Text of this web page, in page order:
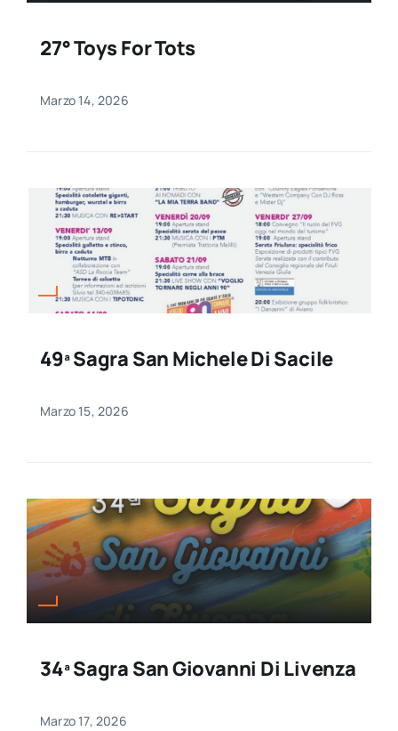
27° Toys For Tots
Marzo 14, 2026
49ª Sagra San Michele Di Sacile
Marzo 15, 2026
34ª Sagra San Giovanni Di Livenza
Marzo 17, 2026